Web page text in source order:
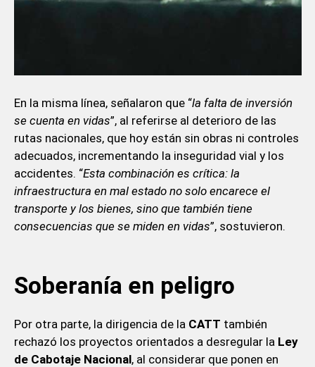
En la misma línea, señalaron que “la falta de inversión
se cuenta en vidas”, al referirse al deterioro de las
rutas nacionales, que hoy están sin obras ni controles
adecuados, incrementando la inseguridad vial y los
accidentes. “Esta combinación es crítica: la
infraestructura en mal estado no solo encarece el
transporte y los bienes, sino que también tiene
consecuencias que se miden en vidas”, sostuvieron.
Soberanía en peligro
Por otra parte, la dirigencia de la CATT también
rechazó los proyectos orientados a desregular la Ley
de Cabotaje Nacional, al considerar que ponen en